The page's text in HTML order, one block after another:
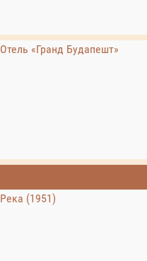
Отель «Гранд Будапешт»
Река (1951)